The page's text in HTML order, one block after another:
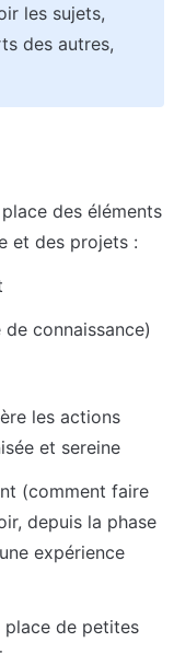
les sujets,
des autres,
des éléments
et des projets :
connaissance)
les actions
et sereine
(comment faire
depuis la phase
expérience
place de petites